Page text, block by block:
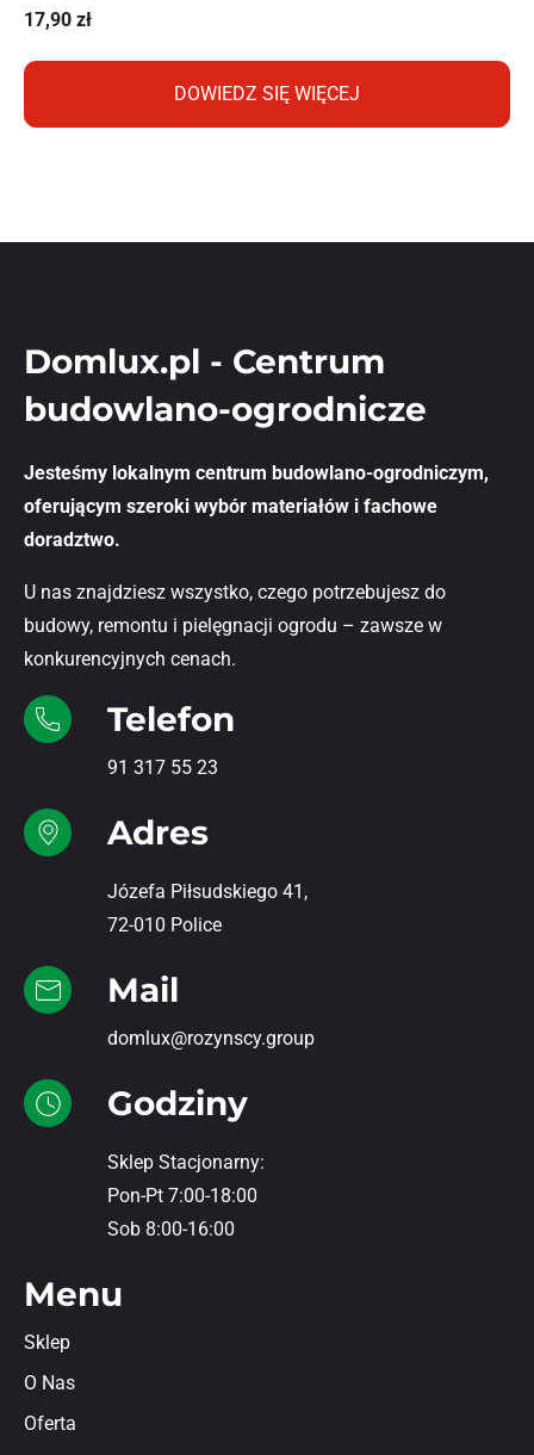
17,90 zł
DOWIEDZ SIĘ WIĘCEJ
Domlux.pl - Centrum
budowlano-ogrodnicze
Jesteśmy lokalnym centrum budowlano-ogrodniczym,
oferującym szeroki wybór materiałów i fachowe
doradztwo.
U nas znajdziesz wszystko, czego potrzebujesz do
budowy, remontu i pielęgnacji ogrodu – zawsze w
konkurencyjnych cenach.
Telefon
91 317 55 23
Adres
Józefa Piłsudskiego 41,
72-010 Police
Mail
domlux@rozynscy.group
Godziny
Sklep Stacjonarny:
Pon-Pt 7:00-18:00
Sob 8:00-16:00
Menu
Sklep
O Nas
Oferta